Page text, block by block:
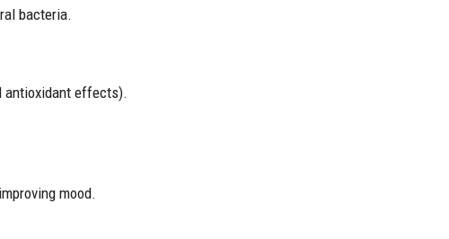
bacteria.
antioxidant effects).
mood.